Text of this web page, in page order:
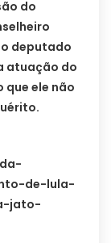
do
deputado
atuação do
que ele não
de-lula-
jato-